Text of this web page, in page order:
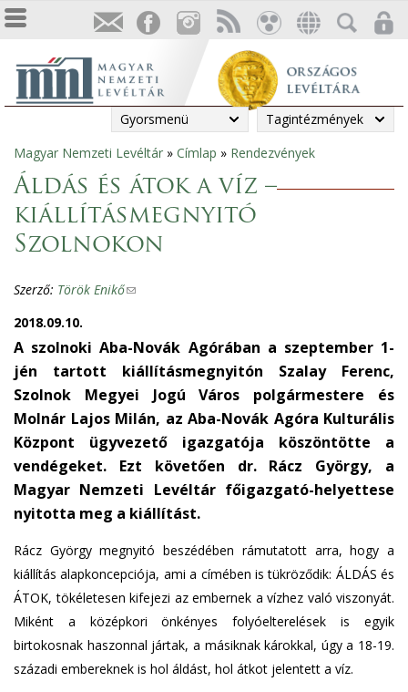
Gyorsmenü Tagintézmények
Jelenlegi
hely
Magyar Nemzeti Levéltár » Címlap » Rendezvények
Áldás és átok a víz –
kiállításmegnyitó
Szolnokon
Szerző: Török Enikő(
n
k
s
e
n
d
s
e
m
a
l
)
2018.09.10.
A szolnoki Aba-Novák Agórában a szeptember 1-
jén tartott kiállításmegnyitón Szalay Ferenc,
Szolnok Megyei Jogú Város polgármestere és
Molnár Lajos Milán, az Aba-Novák Agóra Kulturális
Központ ügyvezető igazgatója köszöntötte a
vendégeket. Ezt követően dr. Rácz György, a
Magyar Nemzeti Levéltár főigazgató-helyettese
nyitotta meg a kiállítást.
Rácz György megnyitó beszédében rámutatott arra, hogy a
kiállítás alapkoncepciója, ami a címében is tükröződik: ÁLDÁS és
ÁTOK, tökéletesen kifejezi az embernek a vízhez való viszonyát.
Miként a középkori önkényes folyóelterelések is egyik
birtokosnak haszonnal jártak, a másiknak károkkal, úgy a 18-19.
századi embereknek is hol áldást, hol átkot jelentett a víz.